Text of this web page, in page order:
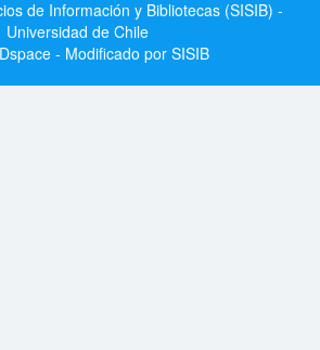
de Información y Bibliotecas (SISIB) -
Universidad de Chile
- Modificado por SISIB